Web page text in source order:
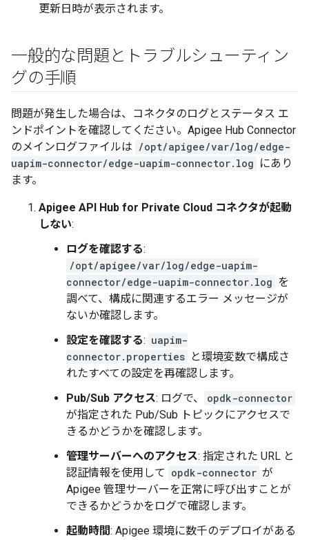
更新日時が表示されます。
一般的な問題とトラブルシューティン
グの手順
問題が発生した場合は、コネクタのログとステータス エ
ンドポイントを確認してください。Apigee Hub Connector
のメインログファイルは /opt/apigee/var/log/edge-
uapim-connector/edge-uapim-connector.log にあり
ます。
Apigee API Hub for Private Cloud コネクタが起動
しない:
ログを確認する:
/opt/apigee/var/log/edge-uapim-
connector/edge-uapim-connector.log を
調べて、構成に関連するエラー メッセージが
ないか確認します。
設定を確認する: uapim-
connector.properties と環境変数で構成さ
れたすべての設定を再確認します。
Pub/Sub アクセス: ログで、
opdk-connector
が指定された Pub/Sub トピックにアクセスで
きるかどうかを確認します。
管理サーバーへのアクセス: 指定された URL と
認証情報を使用して opdk-connector が
Apigee 管理サーバーを正常に呼び出すことが
できるかどうかをログで確認します。
起動時間: Apigee 環境に数千のデプロイがある